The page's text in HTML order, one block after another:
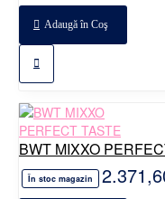
Adaugă în Coş
BWT MIXXO
În stoc magazin